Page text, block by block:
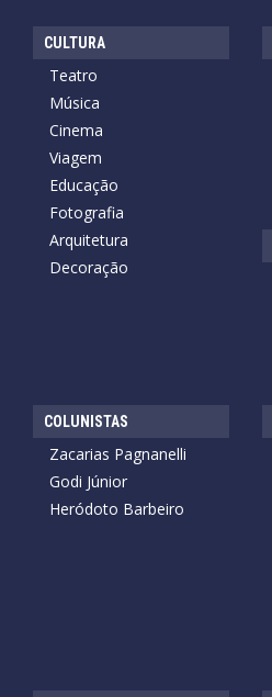
CULTURA
Teatro
Música
Cinema
Viagem
Educação
Fotografia
Arquitetura
Decoração
COLUNISTAS
Zacarias Pagnanelli
Godi Júnior
Heródoto Barbeiro